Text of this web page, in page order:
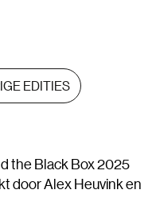
EDITIES
the Black Box 2025
door Alex Heuvink en